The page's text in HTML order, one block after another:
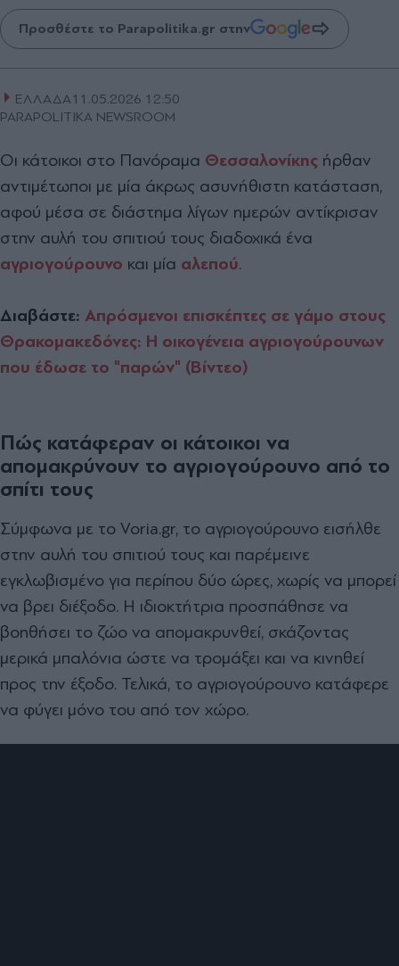
Προσθέστε το Parapolitika.gr στην
ΕΛΛΑΔΑ11.05.2026 12:50
PARAPOLITIKA NEWSROOM
Οι κάτοικοι στο Πανόραμα Θεσσαλονίκης ήρθαν
αντιμέτωποι με μία άκρως ασυνήθιστη κατάσταση,
αφού μέσα σε διάστημα λίγων ημερών αντίκρισαν
στην αυλή του σπιτιού τους διαδοχικά ένα
αγριογούρουνο και μία αλεπού.
Διαβάστε: Απρόσμενοι επισκέπτες σε γάμο στους
Θρακομακεδόνες: Η οικογένεια αγριογούρουνων
που έδωσε το "παρών" (Βίντεο)
Πώς κατάφεραν οι κάτοικοι να
απομακρύνουν το αγριογούρουνο από το
σπίτι τους
Σύμφωνα με το Voria.gr, το αγριογούρουνο εισήλθε
στην αυλή του σπιτιού τους και παρέμεινε
εγκλωβισμένο για περίπου δύο ώρες, χωρίς να μπορεί
να βρει διέξοδο. Η ιδιοκτήτρια προσπάθησε να
βοηθήσει το ζώο να απομακρυνθεί, σκάζοντας
μερικά μπαλόνια ώστε να τρομάξει και να κινηθεί
προς την έξοδο. Τελικά, το αγριογούρουνο κατάφερε
να φύγει μόνο του από τον χώρο.